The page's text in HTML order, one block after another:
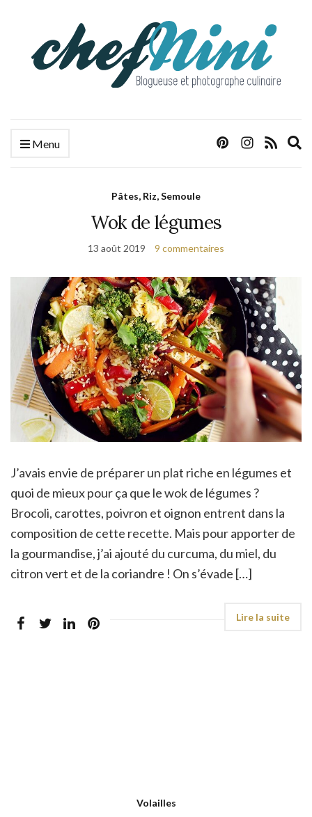
Menu
Pâtes, Riz, Semoule
Wok de légumes
13 août 2019 9 commentaires
J’avais envie de préparer un plat riche en légumes et
quoi de mieux pour ça que le wok de légumes ?
Brocoli, carottes, poivron et oignon entrent dans la
composition de cette recette. Mais pour apporter de
la gourmandise, j’ai ajouté du curcuma, du miel, du
citron vert et de la coriandre ! On s’évade […]
Volailles